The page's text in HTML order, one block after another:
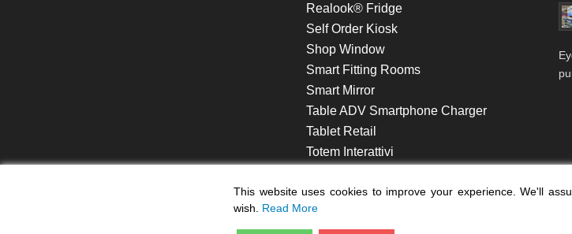
Realook® Fridge
Self Order Kiosk
Shop Window
Smart Fitting Rooms
Smart Mirror
Table ADV Smartphone Charger
Tablet Retail
Totem Interattivi
This website uses cookies to improve your experience. We'll
wish. Read More